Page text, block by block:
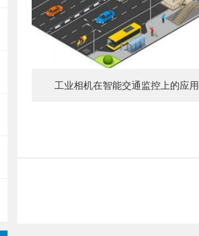
工业相机在智能交通监控上的应用